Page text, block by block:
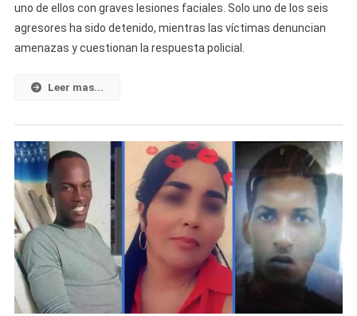
Y
Cinco
Implicados
En
Lisa;
Víctimas
Denuncian
Amenazas
uno de ellos con graves lesiones faciales. Solo uno de los seis
agresores ha sido detenido, mientras las víctimas denuncian
amenazas y cuestionan la respuesta policial.
Leer mas...